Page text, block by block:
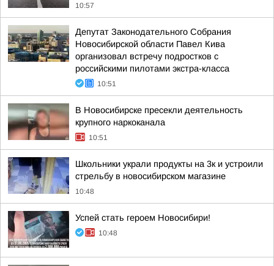
10:57
Депутат Законодательного Собрания
Новосибирской области Павел Кива
организовал встречу подростков с
российскими пилотами экстра-класса
10:51
В Новосибирске пресекли деятельность
крупного наркоканала
10:51
Школьники украли продукты на 3к и устроили
стрельбу в новосибирском магазине
10:48
Успей стать героем Новосибири!
10:48